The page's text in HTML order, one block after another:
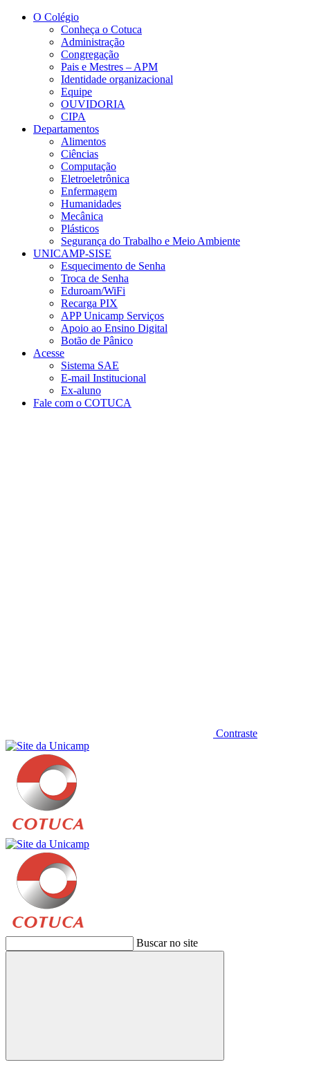
Conteúdo principal
O Colégio
Conheça o Cotuca
Administração
Congregação
Pais e Mestres – APM
Identidade organizacional
Equipe
OUVIDORIA
CIPA
Departamentos
Alimentos
Ciências
Computação
Eletroeletrônica
Enfermagem
Humanidades
Mecânica
Plásticos
Segurança do Trabalho e Meio Ambiente
UNICAMP-SISE
Esquecimento de Senha
Troca de Senha
Eduroam/WiFi
Recarga PIX
APP Unicamp Serviços
Apoio ao Ensino Digital
Botão de Pânico
Acesse
Sistema SAE
E-mail Institucional
Ex-aluno
Fale com o COTUCA
Contraste
Buscar no site
Buscar